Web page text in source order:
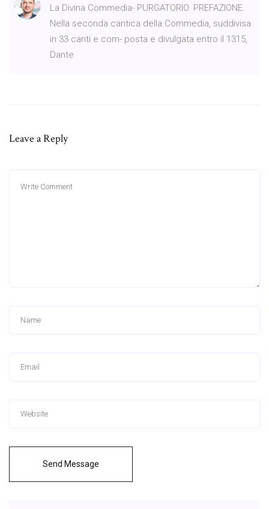
La Divina Commedia- PURGATORIO. PREFAZIONE.
Nella seconda cantica della Commedia, suddivisa
in 33 canti e com- posta e divulgata entro il 1315,
Dante
Leave a Reply
Send Message